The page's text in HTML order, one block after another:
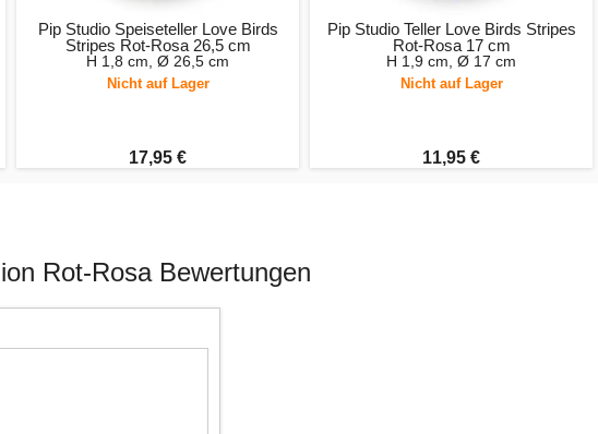
Pip Studio Speiseteller Love Birds
Stripes Rot-Rosa 26,5 cm
H 1,8 cm, Ø 26,5 cm
Nicht auf Lager
17,95 €
Pip Studio Teller Love Birds Stripes
Rot-Rosa 17 cm
H 1,9 cm, Ø 17 cm
Nicht auf Lager
11,95 €
Rot-Rosa Bewertungen